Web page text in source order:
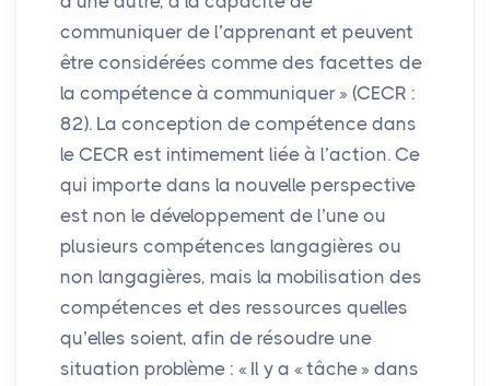
communiquer de l’apprenant et peuvent
être considérées comme des facettes de
la compétence à communiquer » (CECR :
82). La conception de compétence dans
le CECR est intimement liée à l’action. Ce
qui importe dans la nouvelle perspective
est non le développement de l’une ou
plusieurs compétences langagières ou
non langagières, mais la mobilisation des
compétences et des ressources quelles
qu’elles soient, afin de résoudre une
situation problème : « Il y a « tâche » dans